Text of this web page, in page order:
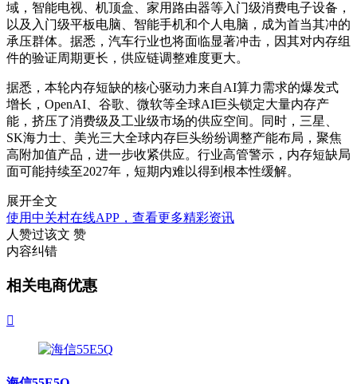
域，智能电视、机顶盒、家用路由器等入门级消费电子设备，
以及入门级平板电脑、智能手机和个人电脑，成为首当其冲的
承压群体。据悉，汽车行业也将面临显著冲击，因其对内存组
件的验证周期更长，供应链调整难度更大。
据悉，本轮内存短缺的核心驱动力来自AI算力需求的爆发式
增长，OpenAI、谷歌、微软等全球AI巨头锁定大量内存产
能，挤压了消费级及工业级市场的供应空间。同时，三星、
SK海力士、美光三大全球内存巨头纷纷调整产能布局，聚焦
高附加值产品，进一步收紧供应。行业高管警示，内存短缺局
面可能持续至2027年，短期内难以得到根本性缓解。
展开全文
使用中关村在线APP，查看更多精彩资讯
人赞过该文 赞
内容纠错
相关电商优惠
